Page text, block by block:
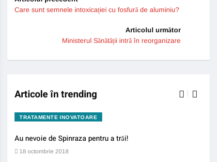
Care sunt semnele intoxicației cu fosfură de aluminiu?
Articolul următor
Ministerul Sănătății intră în reorganizare
Articole în trending
TRATAMENTE INOVATOARE
Au nevoie de Spinraza pentru a trăi!
18 octombrie 2018